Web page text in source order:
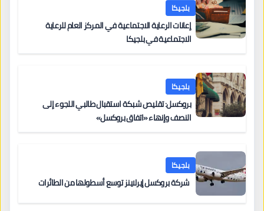
بلجيكا
إعانات الرعاية الاجتماعية في المركز العام للرعاية
الاجتماعية في بلجيكا
بلجيكا
بروكسل: تقليص شبكة استقبال طالبي اللجوء إلى
النصف وإنهاء «اتفاق بروكسل»
بلجيكا
شركة بروكسل إيرلاينز توسع أسطولها من الطائرات